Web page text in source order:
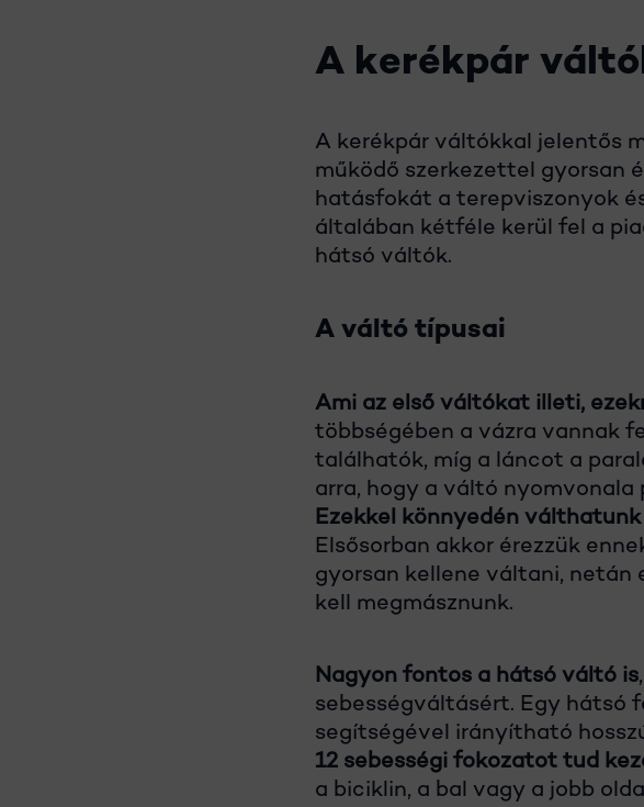
A kerékpár
A kerékpár váltókkal jelentős
működő szerkezettel gyorsan
hatásfokát a terepviszonyok
általában kétféle kerül fel a
hátsó váltók.
A váltó típusai
Ami az első váltókat illeti,
többségében a vázra vannak
találhatók, míg a láncot a
arra, hogy a váltó nyomvonala
Ezekkel könnyedén
Elsősorban akkor érezzük
gyorsan kellene váltani, netán
kell megmásznunk.
Nagyon fontos a hátsó váltó is
sebességváltásért. Egy hátsó
segítségével irányítható
12 sebességi fokozatot tud
a biciklin, a bal vagy a jobb